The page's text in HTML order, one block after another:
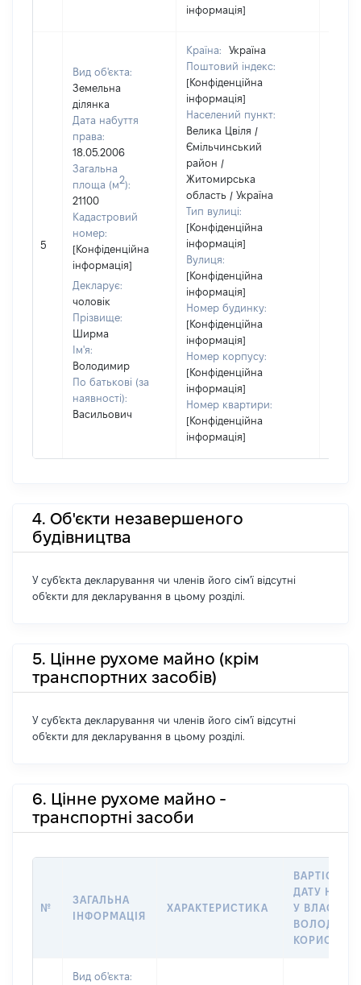
інформація]
5
Вид об'єкта:
Земельна
ділянка
Дата набуття
права:
18.05.2006
Загальна
площа (м2):
21100
Кадастровий
номер:
[Конфіденційна
інформація]
Декларує:
чоловік
Прізвище:
Ширма
Ім'я:
Володимир
По батькові (за
наявності):
Васильович
Країна:
Україна
Поштовий індекс:
[Конфіденційна
інформація]
Населений пункт:
Велика Цвіля /
Ємільчинський
район /
Житомирська
область / Україна
Тип вулиці:
[Конфіденційна
інформація]
Вулиця:
[Конфіденційна
інформація]
Номер будинку:
[Конфіденційна
інформація]
Номер корпусу:
[Конфіденційна
інформація]
Номер квартири:
[Конфіденційна
інформація]
4. Об'єкти незавершеного
будівництва
У суб'єкта декларування чи членів його сім'ї відсутні
об'єкти для декларування в цьому розділі.
5. Цінне рухоме майно (крім
транспортних засобів)
У суб'єкта декларування чи членів його сім'ї відсутні
об'єкти для декларування в цьому розділі.
6. Цінне рухоме майно -
транспортні засоби
№
ЗАГАЛЬНА
ІНФОРМАЦІЯ
ХАРАКТЕРИСТИКА
ВАРТІСТЬ
ДАТУ
У
Вид об'єкта: